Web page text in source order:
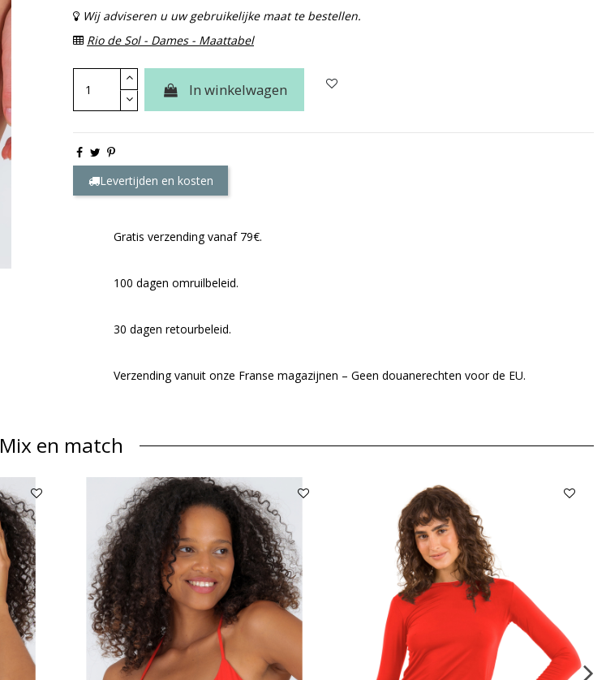
Wij adviseren u uw gebruikelijke maat te bestellen.
Rio de Sol - Dames - Maattabel
In winkelwagen
Levertijden en kosten
Gratis verzending vanaf 79€.
100 dagen omruilbeleid.
30 dagen retourbeleid.
Verzending vanuit onze Franse magazijnen – Geen douanerechten voor de EU.
Mix en match